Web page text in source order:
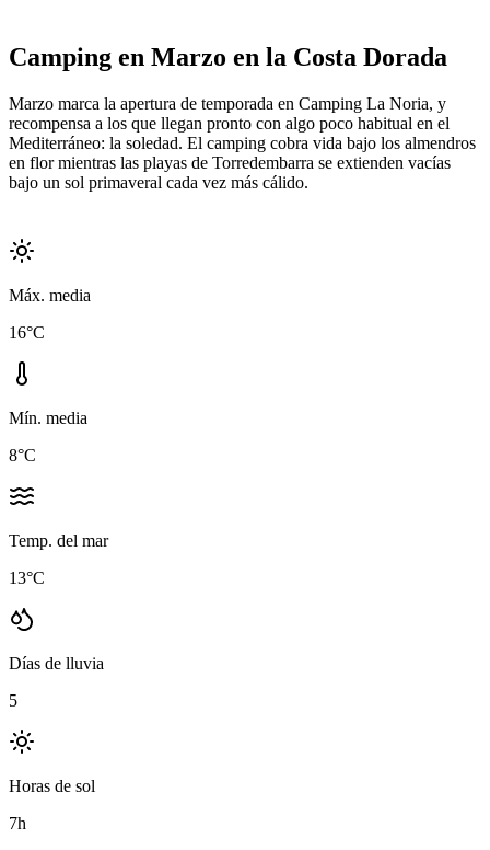
Camping en Marzo en la Costa Dorada
Marzo marca la apertura de temporada en Camping La Noria, y
recompensa a los que llegan pronto con algo poco habitual en el
Mediterráneo: la soledad. El camping cobra vida bajo los almendros
en flor mientras las playas de Torredembarra se extienden vacías
bajo un sol primaveral cada vez más cálido.
Máx. media
16°C
Mín. media
8°C
Temp. del mar
13°C
Días de lluvia
5
Horas de sol
7h